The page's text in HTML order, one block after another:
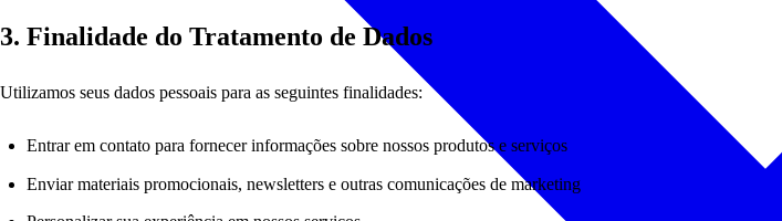
3. Finalidade do Tratamento de Dados
Utilizamos seus dados pessoais para as seguintes finalidades:
Entrar em contato para fornecer informações sobre nossos produtos e serviços
Enviar materiais promocionais, newsletters e outras comunicações de marketing